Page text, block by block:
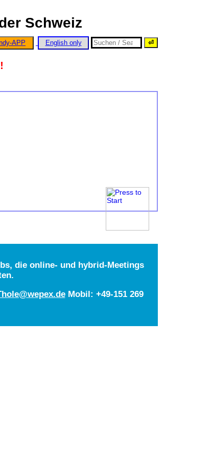
Schweiz
APP English only
die online- und hybrid-Meetings
Mobil: +49-151 269